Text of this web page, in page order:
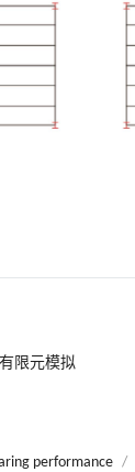
有限元模拟
performance /